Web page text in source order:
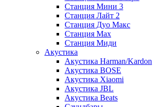
Станция Мини 3
Станция Лайт 2
Станция Дуо Макс
Станция Max
Станция Миди
Акустика
Акустика Harman/Kardon
Акустика BOSE
Акустика Xiaomi
Акустика JBL
Акустика Beats